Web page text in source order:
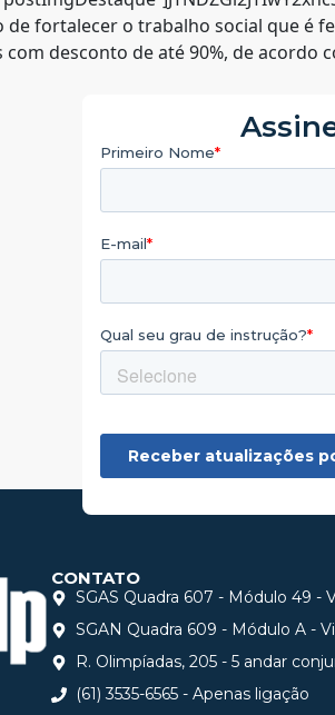
de fortalecer o trabalho social que é
com desconto de até 90%, de
CONTATO
SGAS Quadra 607 - Módulo 49 -
SGAN Quadra 609 - Módulo A -
R. Olimpíadas, 205 - 5 andar
(61) 3535-6565 - Apenas ligação